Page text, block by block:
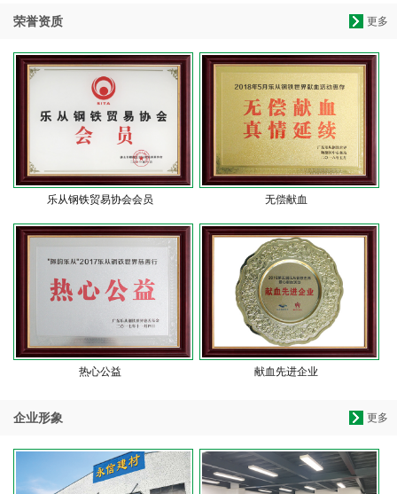
更多
荣誉资质
乐从钢铁贸易协会会员 无偿献血
热心公益 献血先进企业
更多
企业形象